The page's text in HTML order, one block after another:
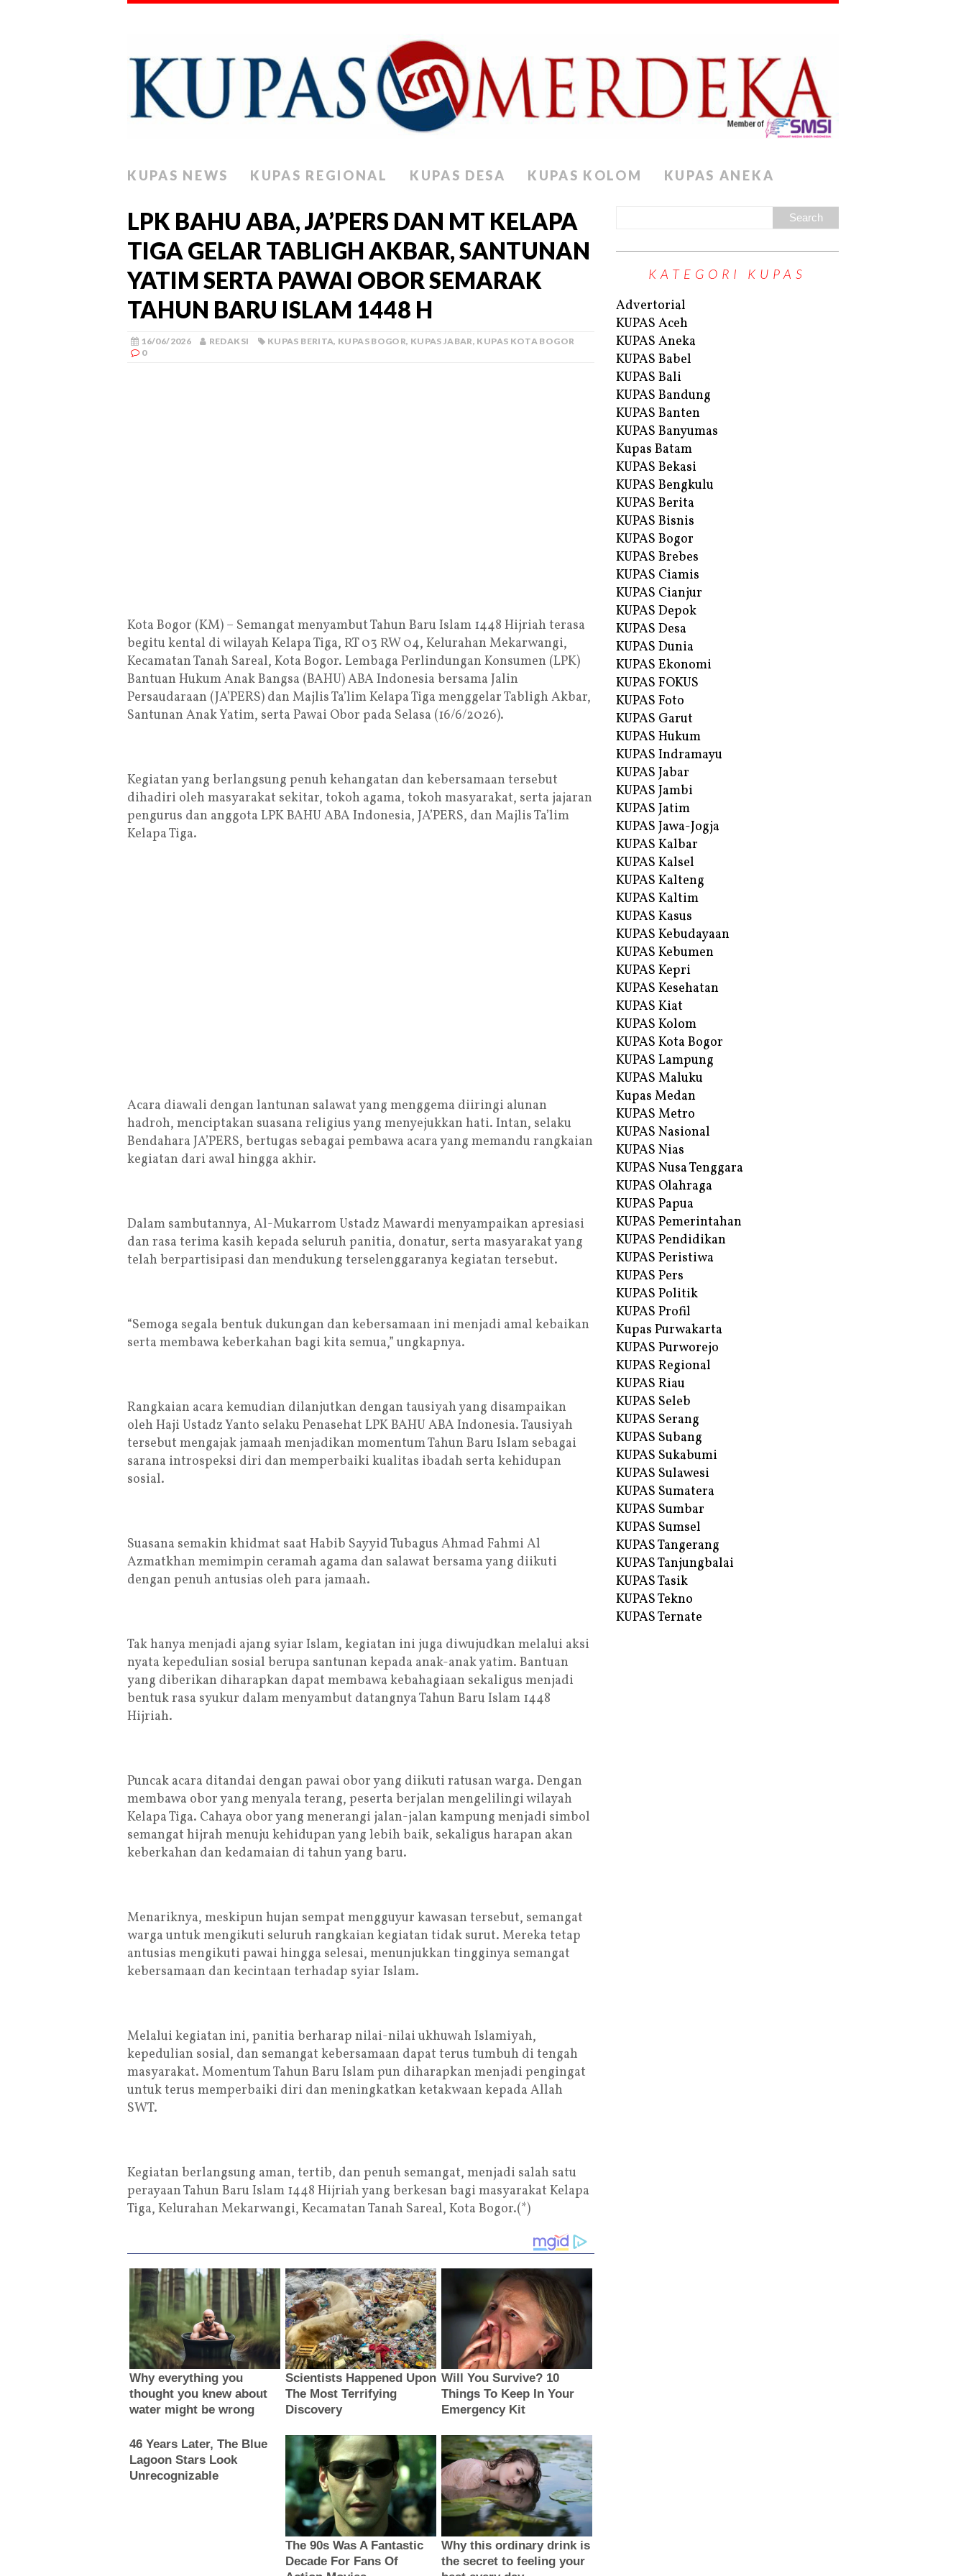
KUPAS NEWS KUPAS REGIONAL KUPAS DESA KUPAS KOLOM KUPAS ANEKA
LPK BAHU ABA, JA’PERS DAN MT KELAPA
TIGA GELAR TABLIGH AKBAR, SANTUNAN
YATIM SERTA PAWAI OBOR SEMARAK
TAHUN BARU ISLAM 1448 H
16/06/2026 REDAKSI KUPAS BERITA, KUPAS BOGOR, KUPAS JABAR, KUPAS KOTA BOGOR
0
Kota Bogor (KM) – Semangat menyambut Tahun Baru Islam 1448 Hijriah terasa
begitu kental di wilayah Kelapa Tiga, RT 03 RW 04, Kelurahan Mekarwangi,
Kecamatan Tanah Sareal, Kota Bogor. Lembaga Perlindungan Konsumen (LPK)
Bantuan Hukum Anak Bangsa (BAHU) ABA Indonesia bersama Jalin
Persaudaraan (JA’PERS) dan Majlis Ta’lim Kelapa Tiga menggelar Tabligh Akbar,
Santunan Anak Yatim, serta Pawai Obor pada Selasa (16/6/2026).
Kegiatan yang berlangsung penuh kehangatan dan kebersamaan tersebut
dihadiri oleh masyarakat sekitar, tokoh agama, tokoh masyarakat, serta jajaran
pengurus dan anggota LPK BAHU ABA Indonesia, JA’PERS, dan Majlis Ta’lim
Kelapa Tiga.
Acara diawali dengan lantunan salawat yang menggema diiringi alunan
hadroh, menciptakan suasana religius yang menyejukkan hati. Intan, selaku
Bendahara JA’PERS, bertugas sebagai pembawa acara yang memandu rangkaian
kegiatan dari awal hingga akhir.
Dalam sambutannya, Al-Mukarrom Ustadz Mawardi menyampaikan apresiasi
dan rasa terima kasih kepada seluruh panitia, donatur, serta masyarakat yang
telah berpartisipasi dan mendukung terselenggaranya kegiatan tersebut.
“Semoga segala bentuk dukungan dan kebersamaan ini menjadi amal kebaikan
serta membawa keberkahan bagi kita semua,” ungkapnya.
Rangkaian acara kemudian dilanjutkan dengan tausiyah yang disampaikan
oleh Haji Ustadz Yanto selaku Penasehat LPK BAHU ABA Indonesia. Tausiyah
tersebut mengajak jamaah menjadikan momentum Tahun Baru Islam sebagai
sarana introspeksi diri dan memperbaiki kualitas ibadah serta kehidupan
sosial.
Suasana semakin khidmat saat Habib Sayyid Tubagus Ahmad Fahmi Al
Azmatkhan memimpin ceramah agama dan salawat bersama yang diikuti
dengan penuh antusias oleh para jamaah.
Tak hanya menjadi ajang syiar Islam, kegiatan ini juga diwujudkan melalui aksi
nyata kepedulian sosial berupa santunan kepada anak-anak yatim. Bantuan
yang diberikan diharapkan dapat membawa kebahagiaan sekaligus menjadi
bentuk rasa syukur dalam menyambut datangnya Tahun Baru Islam 1448
Hijriah.
Puncak acara ditandai dengan pawai obor yang diikuti ratusan warga. Dengan
membawa obor yang menyala terang, peserta berjalan mengelilingi wilayah
Kelapa Tiga. Cahaya obor yang menerangi jalan-jalan kampung menjadi simbol
semangat hijrah menuju kehidupan yang lebih baik, sekaligus harapan akan
keberkahan dan kedamaian di tahun yang baru.
Menariknya, meskipun hujan sempat mengguyur kawasan tersebut, semangat
warga untuk mengikuti seluruh rangkaian kegiatan tidak surut. Mereka tetap
antusias mengikuti pawai hingga selesai, menunjukkan tingginya semangat
kebersamaan dan kecintaan terhadap syiar Islam.
Melalui kegiatan ini, panitia berharap nilai-nilai ukhuwah Islamiyah,
kepedulian sosial, dan semangat kebersamaan dapat terus tumbuh di tengah
masyarakat. Momentum Tahun Baru Islam pun diharapkan menjadi pengingat
untuk terus memperbaiki diri dan meningkatkan ketakwaan kepada Allah
SWT.
Kegiatan berlangsung aman, tertib, dan penuh semangat, menjadi salah satu
perayaan Tahun Baru Islam 1448 Hijriah yang berkesan bagi masyarakat Kelapa
Tiga, Kelurahan Mekarwangi, Kecamatan Tanah Sareal, Kota Bogor.(*)
KATEGORI KUPAS
Advertorial
KUPAS Aceh
KUPAS Aneka
KUPAS Babel
KUPAS Bali
KUPAS Bandung
KUPAS Banten
KUPAS Banyumas
Kupas Batam
KUPAS Bekasi
KUPAS Bengkulu
KUPAS Berita
KUPAS Bisnis
KUPAS Bogor
KUPAS Brebes
KUPAS Ciamis
KUPAS Cianjur
KUPAS Depok
KUPAS Desa
KUPAS Dunia
KUPAS Ekonomi
KUPAS FOKUS
KUPAS Foto
KUPAS Garut
KUPAS Hukum
KUPAS Indramayu
KUPAS Jabar
KUPAS Jambi
KUPAS Jatim
KUPAS Jawa-Jogja
KUPAS Kalbar
KUPAS Kalsel
KUPAS Kalteng
KUPAS Kaltim
KUPAS Kasus
KUPAS Kebudayaan
KUPAS Kebumen
KUPAS Kepri
KUPAS Kesehatan
KUPAS Kiat
KUPAS Kolom
KUPAS Kota Bogor
KUPAS Lampung
KUPAS Maluku
Kupas Medan
KUPAS Metro
KUPAS Nasional
KUPAS Nias
KUPAS Nusa Tenggara
KUPAS Olahraga
KUPAS Papua
KUPAS Pemerintahan
KUPAS Pendidikan
KUPAS Peristiwa
KUPAS Pers
KUPAS Politik
KUPAS Profil
Kupas Purwakarta
KUPAS Purworejo
KUPAS Regional
KUPAS Riau
KUPAS Seleb
KUPAS Serang
KUPAS Subang
KUPAS Sukabumi
KUPAS Sulawesi
KUPAS Sumatera
KUPAS Sumbar
KUPAS Sumsel
KUPAS Tangerang
KUPAS Tanjungbalai
KUPAS Tasik
KUPAS Tekno
KUPAS Ternate